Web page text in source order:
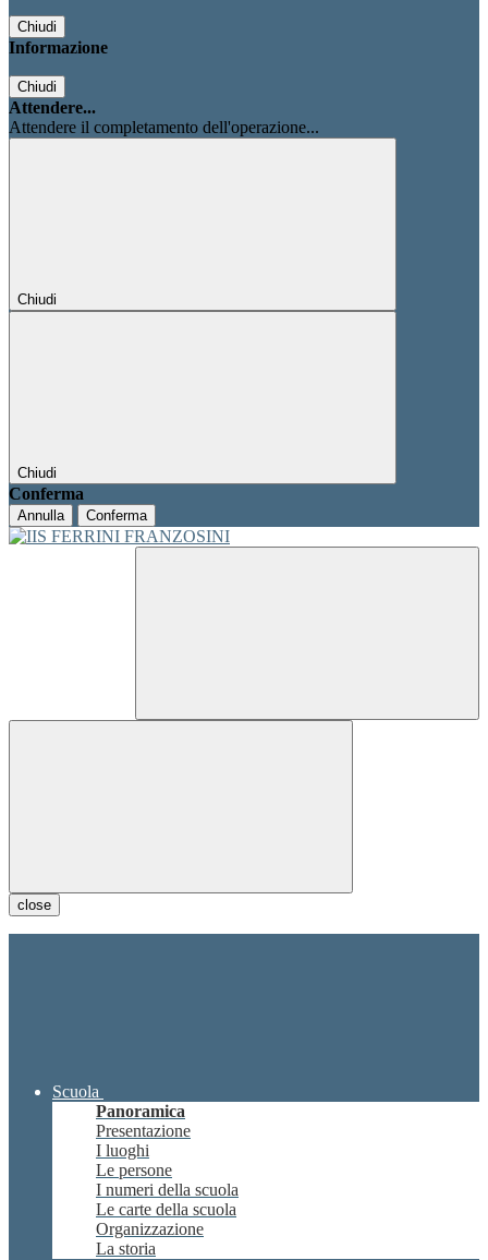
Chiudi
Informazione
Chiudi
Attendere...
Attendere il completamento dell'operazione...
Chiudi
Chiudi
Conferma
Annulla Conferma
close
Scuola
Panoramica
Presentazione
I luoghi
Le persone
I numeri della scuola
Le carte della scuola
Organizzazione
La storia